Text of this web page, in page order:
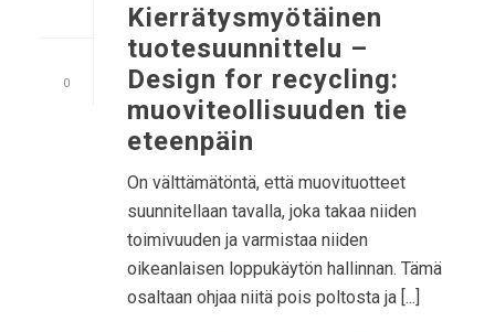
0
Kierrätysmyötäinen
tuotesuunnittelu –
Design for recycling:
muoviteollisuuden tie
eteenpäin
On välttämätöntä, että muovituotteet
suunnitellaan tavalla, joka takaa niiden
toimivuuden ja varmistaa niiden
oikeanlaisen loppukäytön hallinnan. Tämä
osaltaan ohjaa niitä pois poltosta ja [...]